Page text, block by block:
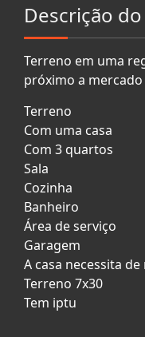
Descrição do
Terreno em uma
próximo a
Terreno
Com uma casa
Com 3 quartos
Sala
Cozinha
Banheiro
Área de serviço
Garagem
A casa necessita
Terreno 7x30
Tem iptu